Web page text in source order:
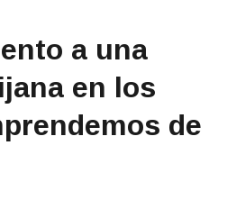
a una
en los
de